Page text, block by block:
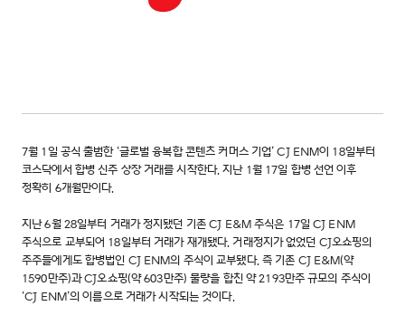
7월 1일 공식 출범한 ‘글로벌 융복합 콘텐츠 커머스 기업’ CJ ENM이 18일부터
코스닥에서 합병 신주 상장 거래를 시작한다. 지난 1월 17일 합병 선언 이후
정확히 6개월만이다.
지난 6월 28일부터 거래가 정지됐던 기존 CJ E&M 주식은 17일 CJ ENM
주식으로 교부되어 18일부터 거래가 재개됐다. 거래정지가 없었던 CJ오쇼핑의
주주들에게도 합병법인 CJ ENM의 주식이 교부됐다. 즉 기존 CJ E&M(약
1590만주)과 CJ오쇼핑(약 603만주) 물량을 합친 약 2193만주 규모의 주식이
‘CJ ENM’의 이름으로 거래가 시작되는 것이다.